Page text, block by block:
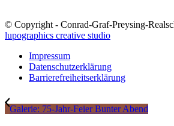
© Copyright - Conrad-Graf-Preysing-
lupographics creative studio
Impressum
Datenschutzerklärung
Barrierefreiheitserklärung
Galerie: 75-Jahr-Feier Bunter Abend